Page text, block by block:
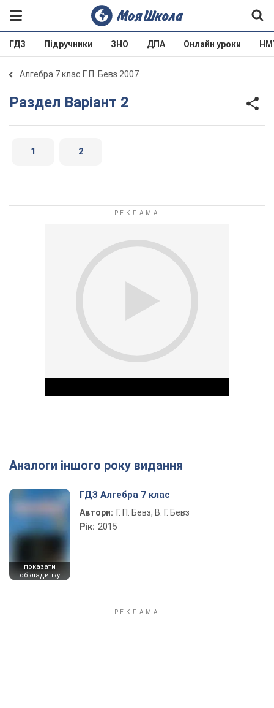
ГДЗ Підручники ЗНО ДПА Онлайн уроки
Алгебра 7 клас Г. П. Бевз 2007
Раздел Варіант 2
1 2
Play Video
Аналоги іншого року видання
показати
обкладинку
ГДЗ Алгебра 7 клас
Автори: Г. П. Бевз, В. Г. Бевз
Рік: 2015